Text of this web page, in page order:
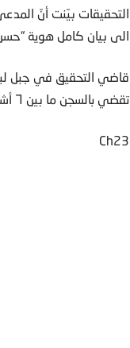
التحقيقات بيّنت أنّ
الى بيان كامل هوية
تقضي بالسجن ما بين ٦ أشهر و٣ سنوات، وأحالهم للمحاكمة أمام القاضي المنفرد الجزائي في عاليه.
Ch23